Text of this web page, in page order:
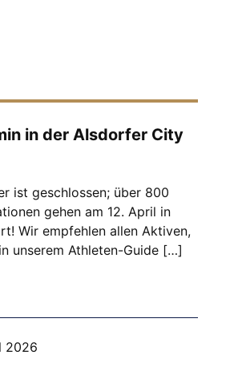
in der Alsdorfer City
ist geschlossen; über 800
gehen am 12. April in
Wir empfehlen allen Aktiven,
unserem Athleten-Guide […]
2026